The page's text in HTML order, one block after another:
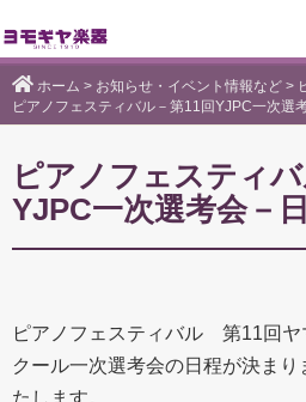
ホーム > お知らせ・イベント情報など >
ピアノフェスティバル－第11回YJPC一次選
ピアノフェスティ
YJPC一次選考会－
ピアノフェスティバル 第11回ヤ
クール一次選考会の日程が決ま